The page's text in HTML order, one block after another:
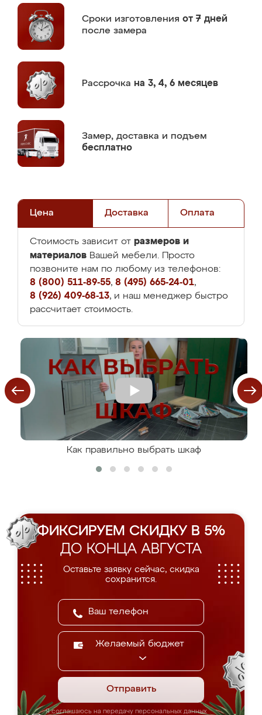
Сроки изготовления от 7 дней
после замера
Рассрочка на 3, 4, 6 месяцев
Замер, доставка и подъем
бесплатно
Цена Доставка Оплата
Стоимость зависит от размеров и
материалов Вашей мебели. Просто
позвоните нам по любому из телефонов:
8 (800) 511-89-55, 8 (495) 665-24-01,
8 (926) 409-68-13, и наш менеджер быстро
рассчитает стоимость.
Как правильно выбрать шкаф
ФИКСИРУЕМ СКИДКУ В 5%
ДО КОНЦА АВГУСТА
Оставьте заявку сейчас, скидка
сохранится.
Желаемый бюджет
Отправить
Я соглашаюсь на передачу персональных данных